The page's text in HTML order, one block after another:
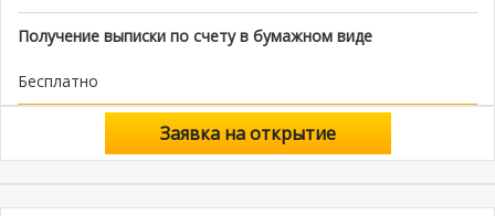
Получение выписки по счету в бумажном виде
Бесплатно
Заявка на открытие